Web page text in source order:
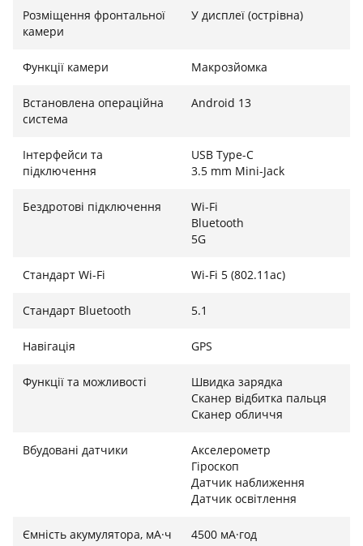
Розміщення фронтальної
камери
У дисплеї (острівна)
Функції камери Макрозйомка
Встановлена ​​операційна
система
Android 13
Інтерфейси та
підключення
USB Type-C
3.5 mm Mini-Jack
Бездротові підключення
Wi-Fi
Bluetooth
5G
Стандарт Wi-Fi Wi-Fi 5 (802.11ac)
Стандарт Bluetooth 5.1
Навігація GPS
Функції та можливості
Швидка зарядка
Сканер відбитка пальця
Сканер обличчя
Вбудовані датчики
Акселерометр
Гіроскоп
Датчик наближення
Датчик освітлення
Ємність акумулятора, мА·ч 4500 мА·год